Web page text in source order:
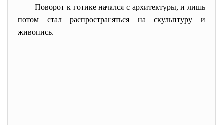
Поворот к готике начался с архитектуры, и лишь
потом стал распространяться на скульптуру и
живопись.